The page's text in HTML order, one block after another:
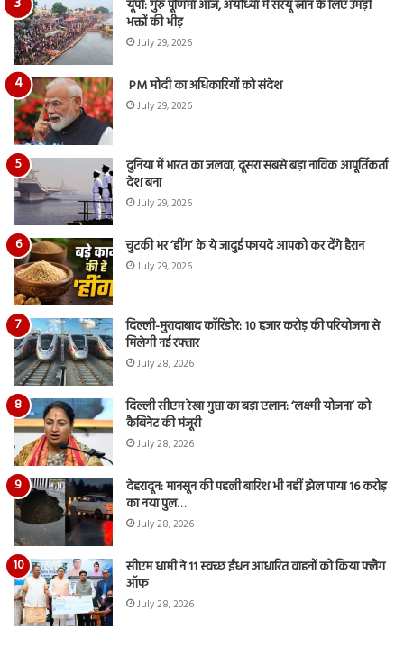
यूपी: गुरु पूर्णिमा आज, अयोध्या में सरयू स्नान के लिए उमड़ी
भक्तों की भीड़
July 29, 2026
PM मोदी का अधिकारियों को संदेश
July 29, 2026
दुनिया में भारत का जलवा, दूसरा सबसे बड़ा नाविक आपूर्तिकर्ता
देश बना
July 29, 2026
चुटकी भर ‘हींग’ के ये जादुई फायदे आपको कर देंगे हैरान
July 29, 2026
दिल्ली-मुरादाबाद कॉरिडोर: 10 हजार करोड़ की परियोजना से
मिलेगी नई रफ्तार
July 28, 2026
दिल्ली सीएम रेखा गुप्ता का बड़ा एलान: ‘लक्ष्मी योजना’ को
कैबिनेट की मंजूरी
July 28, 2026
देहरादून: मानसून की पहली बारिश भी नहीं झेल पाया 16 करोड़
का नया पुल…
July 28, 2026
सीएम धामी ने 11 स्वच्छ ईंधन आधारित वाहनों को किया फ्लैग
ऑफ
July 28, 2026